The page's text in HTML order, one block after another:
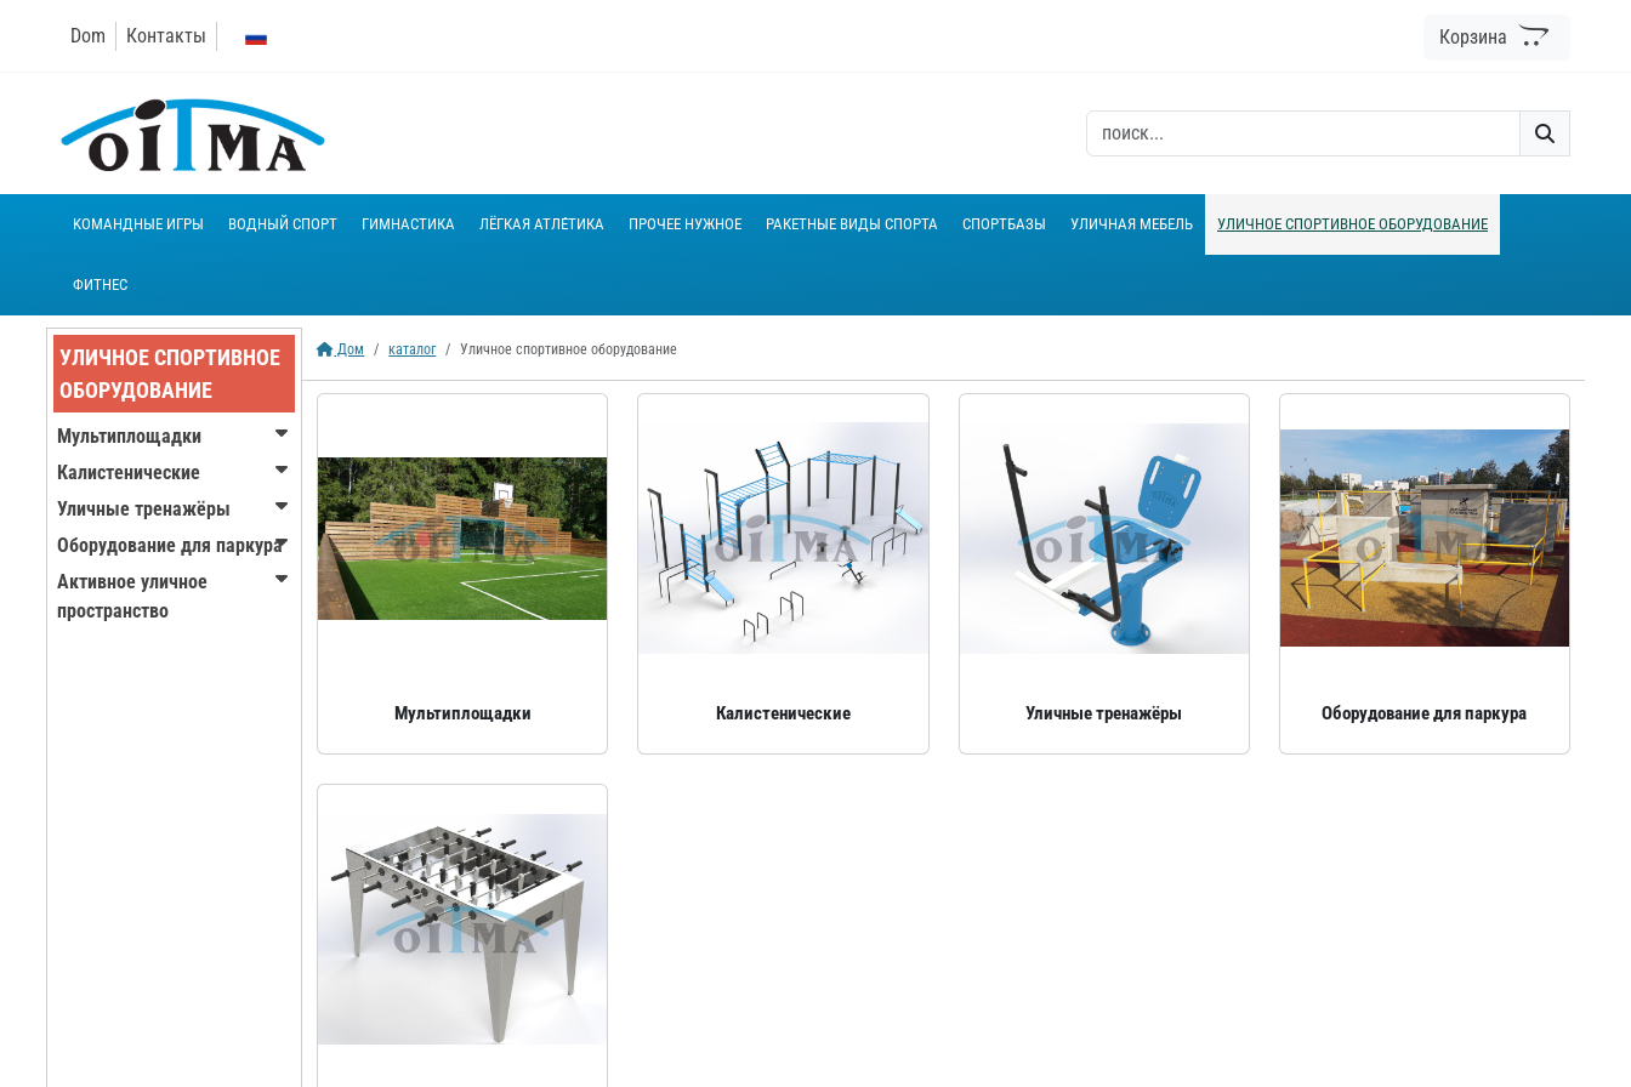
Dom Контакты Корзина
KОМАНДНЫЕ ИГРЫ ВОДНЫЙ СПОРТ ГИМНАСТИКА ЛЁГКАЯ АТЛЕ́ТИКА ПРОЧЕЕ НУЖНОЕ РАКЕТНЫЕ ВИДЫ СПОРТА СПОРТБАЗЫ УЛИЧНАЯ МЕБЕЛЬ УЛИЧНОЕ СПОРТИВНОЕ ОБОРУДОВАНИЕ
ФИТНЕС
УЛИЧНОЕ СПОРТИВНОЕ
ОБОРУДОВАНИЕ
Мультиплощадки
Калистенические
Уличные тренажёры
Оборудование для паркура
Активное уличное
пространство
Дом каталог Уличное спортивное оборудование
Мультиплощадки Калистенические Уличные тренажёры Оборудование для паркура